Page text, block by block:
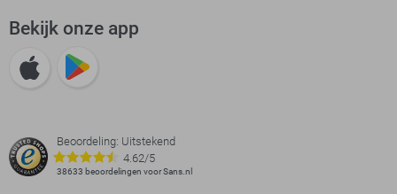
Bekijk onze app
Beoordeling: Uitstekend
4.62/5
38633 beoordelingen voor Sans.nl